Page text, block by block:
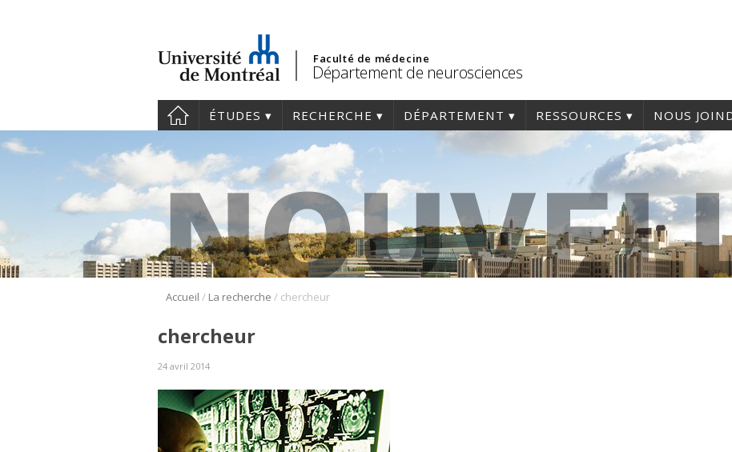
Faculté de médecine
Département de neurosciences
ÉTUDES RECHERCHE DÉPARTEMENT RESSOURCES NOUS
Accueil / La recherche / chercheur
chercheur
24 avril 2014